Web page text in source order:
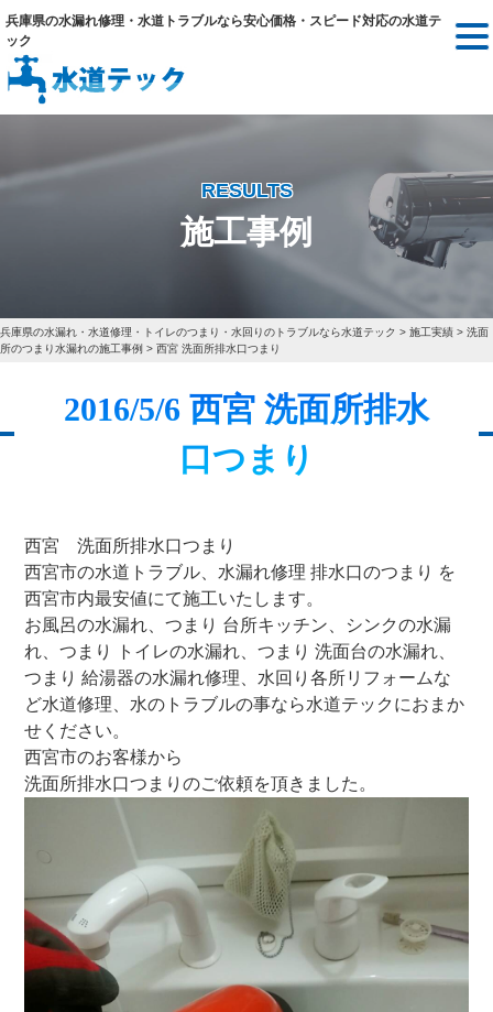
兵庫県の水漏れ修理・水道トラブルなら安心価格・スピード対応の水道テ
ック
RESULTS
施工事例
兵庫県の水漏れ・水道修理・トイレのつまり・水回りのトラブルなら水道テック > 施工実績 > 洗面
所のつまり水漏れの施工事例 > 西宮 洗面所排水口つまり
2016/5/6 西宮 洗面所排水
口つまり
西宮 洗面所排水口つまり
西宮市の水道トラブル、水漏れ修理 排水口のつまり を
西宮市内最安値にて施工いたします。
お風呂の水漏れ、つまり 台所キッチン、シンクの水漏
れ、つまり トイレの水漏れ、つまり 洗面台の水漏れ、
つまり 給湯器の水漏れ修理、水回り各所リフォームな
ど水道修理、水のトラブルの事なら水道テックにおまか
せください。
西宮市のお客様から
洗面所排水口つまりのご依頼を頂きました。